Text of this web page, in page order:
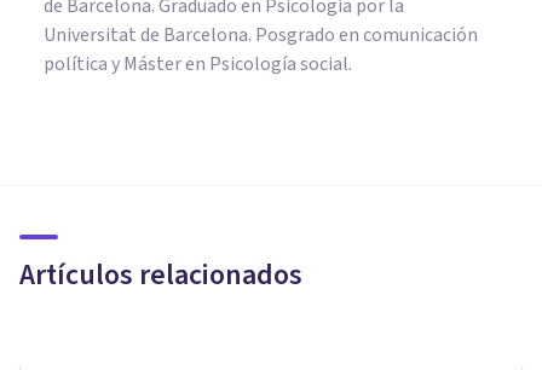
de Barcelona. Graduado en Psicología por la
Universitat de Barcelona. Posgrado en comunicación
política y Máster en Psicología social.
Artículos relacionados
nuestra pareja?